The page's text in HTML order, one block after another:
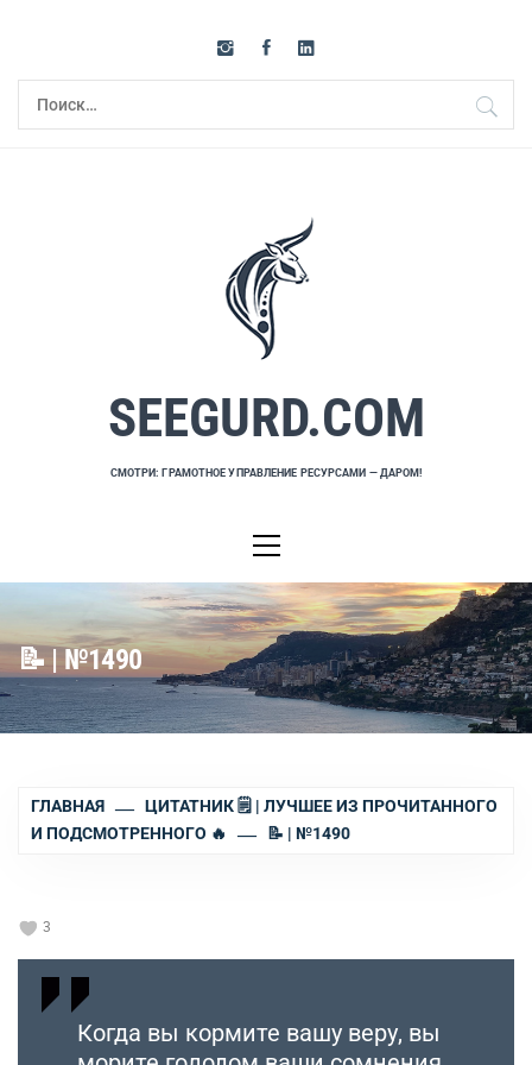
содержимому
Найти:
SEEGURD.COM
СМОТРИ: ГРАМОТНОЕ УПРАВЛЕНИЕ РЕСУРСАМИ — ДАРОМ!
меню
📝 | №1490
ГЛАВНАЯ
ЦИТАТНИК 🗒 | ЛУЧШЕЕ ИЗ ПРОЧИТАННОГО
И ПОДСМОТРЕННОГО 🔥
📝 | №1490
3
Когда вы кормите вашу веру, вы